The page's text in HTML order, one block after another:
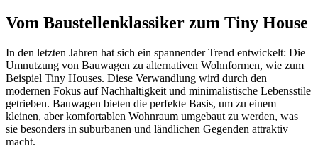
Vom Baustellenklassiker zum Tiny House
In den letzten Jahren hat sich ein spannender Trend entwickelt: Die
Umnutzung von Bauwagen zu alternativen Wohnformen, wie zum
Beispiel Tiny Houses. Diese Verwandlung wird durch den
modernen Fokus auf Nachhaltigkeit und minimalistische Lebensstile
getrieben. Bauwagen bieten die perfekte Basis, um zu einem
kleinen, aber komfortablen Wohnraum umgebaut zu werden, was
sie besonders in suburbanen und ländlichen Gegenden attraktiv
macht.